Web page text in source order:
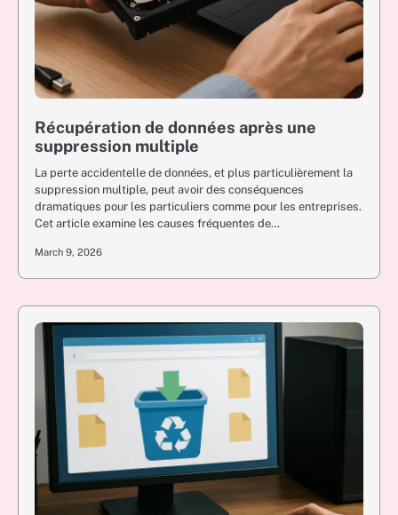
Récupération de données après une
suppression multiple
La perte accidentelle de données, et plus particulièrement la
suppression multiple, peut avoir des conséquences
dramatiques pour les particuliers comme pour les entreprises.
Cet article examine les causes fréquentes de…
March 9, 2026